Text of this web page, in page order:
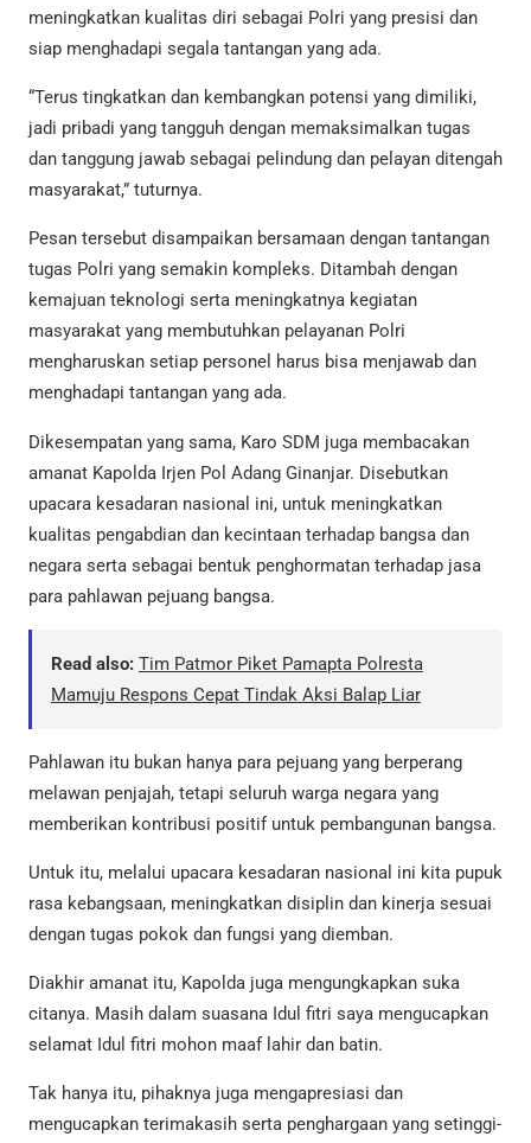
meningkatkan kualitas diri sebagai Polri yang presisi dan
siap menghadapi segala tantangan yang ada.
“Terus tingkatkan dan kembangkan potensi yang dimiliki,
jadi pribadi yang tangguh dengan memaksimalkan tugas
dan tanggung jawab sebagai pelindung dan pelayan ditengah
masyarakat,” tuturnya.
Pesan tersebut disampaikan bersamaan dengan tantangan
tugas Polri yang semakin kompleks. Ditambah dengan
kemajuan teknologi serta meningkatnya kegiatan
masyarakat yang membutuhkan pelayanan Polri
mengharuskan setiap personel harus bisa menjawab dan
menghadapi tantangan yang ada.
Dikesempatan yang sama, Karo SDM juga membacakan
amanat Kapolda Irjen Pol Adang Ginanjar. Disebutkan
upacara kesadaran nasional ini, untuk meningkatkan
kualitas pengabdian dan kecintaan terhadap bangsa dan
negara serta sebagai bentuk penghormatan terhadap jasa
para pahlawan pejuang bangsa.
Read also: Tim Patmor Piket Pamapta Polresta
Mamuju Respons Cepat Tindak Aksi Balap Liar
Pahlawan itu bukan hanya para pejuang yang berperang
melawan penjajah, tetapi seluruh warga negara yang
memberikan kontribusi positif untuk pembangunan bangsa.
Untuk itu, melalui upacara kesadaran nasional ini kita pupuk
rasa kebangsaan, meningkatkan disiplin dan kinerja sesuai
dengan tugas pokok dan fungsi yang diemban.
Diakhir amanat itu, Kapolda juga mengungkapkan suka
citanya. Masih dalam suasana Idul fitri saya mengucapkan
selamat Idul fitri mohon maaf lahir dan batin.
Tak hanya itu, pihaknya juga mengapresiasi dan
mengucapkan terimakasih serta penghargaan yang setinggi-